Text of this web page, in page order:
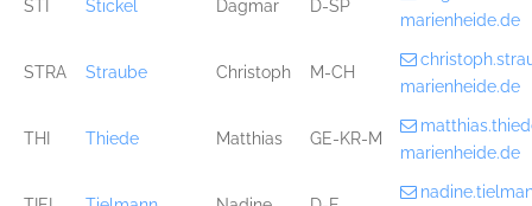
STI Stickel Dagmar D-SP
marienheide.de
STRA Straube Christoph M-CH
marienheide.de
THI Thiede Matthias GE-KR-M
marienheide.de